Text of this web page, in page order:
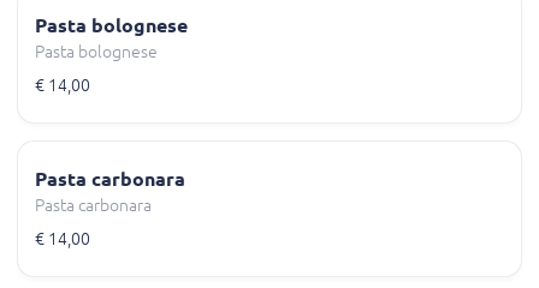
Pasta bolognese
Pasta bolognese
€ 14,00
Pasta carbonara
Pasta carbonara
€ 14,00